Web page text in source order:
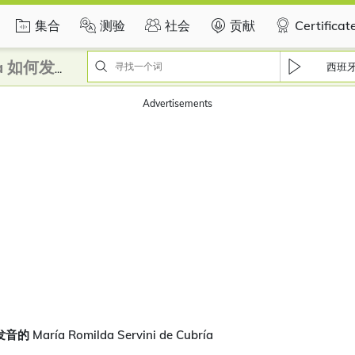
集合 测验 社会 贡献
María Romilda Servini de Cubría 如何发音？ 西班
Advertisements
音的 María Romilda Servini de Cubría